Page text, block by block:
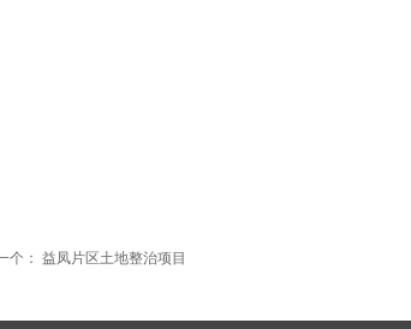
个： 益凤片区土地整治项目